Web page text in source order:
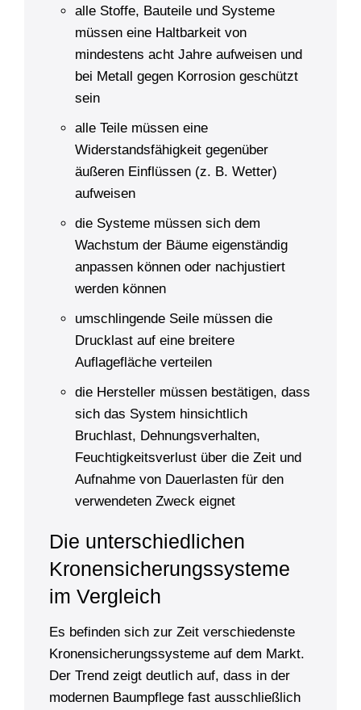
alle Stoffe, Bauteile und Systeme
müssen eine Haltbarkeit von
mindestens acht Jahre aufweisen und
bei Metall gegen Korrosion geschützt
sein
alle Teile müssen eine
Widerstandsfähigkeit gegenüber
äußeren Einflüssen (z. B. Wetter)
aufweisen
die Systeme müssen sich dem
Wachstum der Bäume eigenständig
anpassen können oder nachjustiert
werden können
umschlingende Seile müssen die
Drucklast auf eine breitere
Auflagefläche verteilen
die Hersteller müssen bestätigen, dass
sich das System hinsichtlich
Bruchlast, Dehnungsverhalten,
Feuchtigkeitsverlust über die Zeit und
Aufnahme von Dauerlasten für den
verwendeten Zweck eignet
Die unterschiedlichen
Kronensicherungs­systeme
im Vergleich
Es befinden sich zur Zeit verschiedenste
Kronensicherungssysteme auf dem Markt.
Der Trend zeigt deutlich auf, dass in der
modernen Baumpflege fast ausschließlich